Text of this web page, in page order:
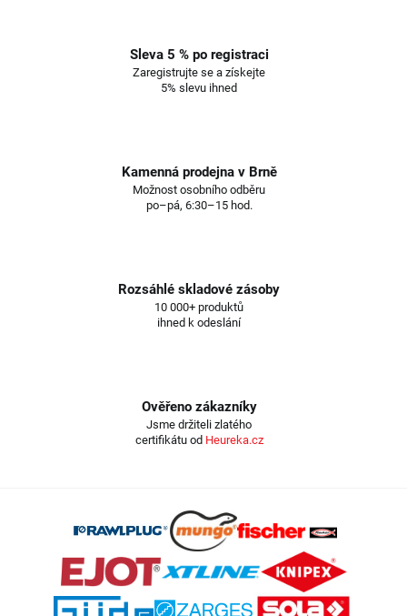
Sleva 5 % po registraci
Zaregistrujte se a získejte
5% slevu ihned
Kamenná prodejna v Brně
Možnost osobního odběru
po–pá, 6:30–15 hod.
Rozsáhlé skladové zásoby
10 000+ produktů
ihned k odeslání
Ověřeno zákazníky
Jsme držiteli zlatého
certifikátu od Heureka.cz